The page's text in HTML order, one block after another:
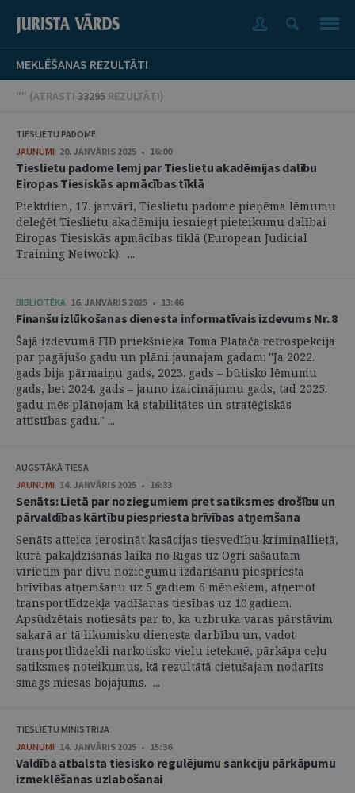
MEKLĒŠANAS REZULTĀTI
"" (ATRASTI 33295 REZULTĀTI)
TIESLIETU PADOME
JAUNUMI 20. JANVĀRIS 2025 • 16:00
Tieslietu padome lemj par Tieslietu akadēmijas dalību
Eiropas Tiesiskās apmācības tīklā
Piektdien, 17. janvārī, Tieslietu padome pieņēma lēmumu
deleģēt Tieslietu akadēmiju iesniegt pieteikumu dalībai
Eiropas Tiesiskās apmācības tīklā (European Judicial
Training Network). ...
BIBLIOTĒKA 16. JANVĀRIS 2025 • 13:46
Finanšu izlūkošanas dienesta informatīvais izdevums Nr. 8
Šajā izdevumā FID priekšnieka Toma Platača retrospekcija
par pagājušo gadu un plāni jaunajam gadam: "Ja 2022.
gads bija pārmaiņu gads, 2023. gads – būtisko lēmumu
gads, bet 2024. gads – jauno izaicinājumu gads, tad 2025.
gadu mēs plānojam kā stabilitātes un stratēģiskās
attīstības gadu." ...
AUGSTĀKĀ TIESA
JAUNUMI 14. JANVĀRIS 2025 • 16:33
Senāts: Lietā par noziegumiem pret satiksmes drošību un
pārvaldības kārtību piespriesta brīvības atņemšana
Senāts atteica ierosināt kasācijas tiesvedību krimināllietā,
kurā pakaļdzīšanās laikā no Rīgas uz Ogri sašautam
vīrietim par divu noziegumu izdarīšanu piespriesta
brīvības atņemšanu uz 5 gadiem 6 mēnešiem, atņemot
transportlīdzekļa vadīšanas tiesības uz 10 gadiem.
Apsūdzētais notiesāts par to, ka uzbruka varas pārstāvim
sakarā ar tā likumisku dienesta darbību un, vadot
transportlīdzekli narkotisko vielu ietekmē, pārkāpa ceļu
satiksmes noteikumus, kā rezultātā cietušajam nodarīts
smags miesas bojājums. ...
TIESLIETU MINISTRIJA
JAUNUMI 14. JANVĀRIS 2025 • 15:36
Valdība atbalsta tiesisko regulējumu sankciju pārkāpumu
izmeklēšanas uzlabošanai